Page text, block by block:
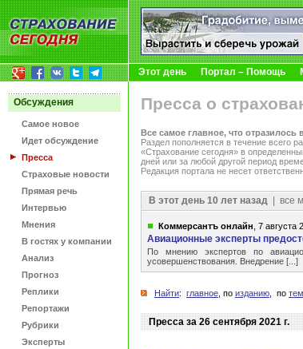
Этот день Портал – Помощь
Обсуждения
Самое новое
Идет обсуждение
Пресса
Страховые новости
Прямая речь
Интервью
Мнения
В гостях у компании
Анализ
Прогноз
Реплики
Репортажи
Рубрики
Эксперты
Пресса о
Все самое главное, что отразилось
Раздел пополняется в течение всего
«Страхование сегодня» в
дней или за любой другой период
Редакция портала не несет
В этот день 10 лет назад | все
Коммерсантъ онлайн , 7 августа
Авиационные эксперты
По мнению экспертов по
усовершенствования. Внедрение [...]
Найти: главное , по изданию , по
Пресса за 26 сентября 2021 г.